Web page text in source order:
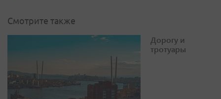
Смотрите также
Дорогу и
тротуары